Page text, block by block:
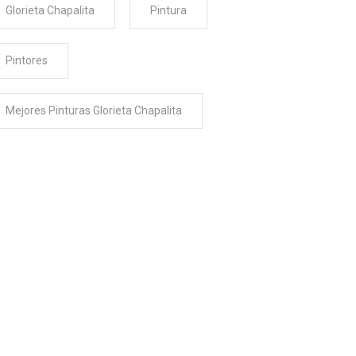
Glorieta Chapalita Pintura
Pintores
Mejores Pinturas Glorieta Chapalita